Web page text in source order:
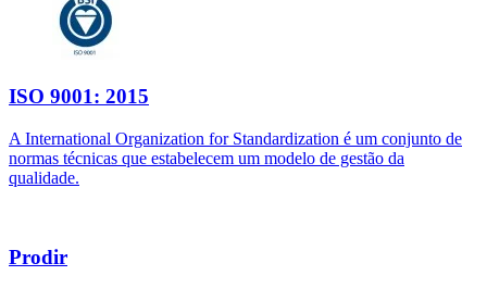
ISO 9001: 2015
A International Organization for Standardization é um conjunto de
normas técnicas que estabelecem um modelo de gestão da
qualidade.
Prodir